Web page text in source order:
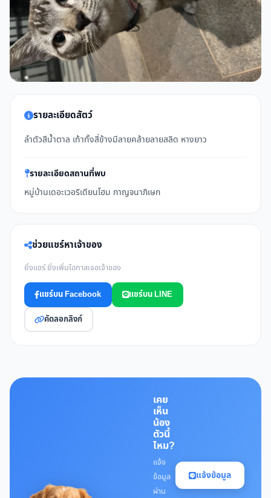
รายละเอียดสัตว์
ลำตัวสีน้ำตาล เท้าทั้งสี่ข้างมีลายคล้ายลายสลิด หางยาว
รายละเอียดสถานที่พบ
หมู่บ้านเดอะเวอริเดียนโฮม กาญจนาภิเษก
ช่วยแชร์หาเจ้าของ
ยิ่งแชร์ ยิ่งเพิ่มโอกาสเจอเจ้าของ
แชร์บน Facebook แชร์บน LINE
คัดลอกลิงก์
เคย
เห็น
น้อง
ตัวนี้
ไหม?
แจ้ง
ข้อมูล
ผ่าน
แจ้งข้อมูล